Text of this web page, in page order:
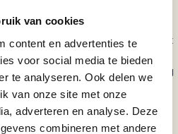
van cookies
content en advertenties te
voor social media te bieden
te analyseren. Ook delen we
van onze site met onze
adverteren en analyse. Deze
combineren met andere
een gewone auto maar een 4×4
worden de hobbels gedempt,
de weg waardoor je beter wild kunt
kleinschalige accommodaties
van het land of gewoon prachtig
een wildpark of bij de oevers van
zelf bezocht en kiezen bewust
plek.